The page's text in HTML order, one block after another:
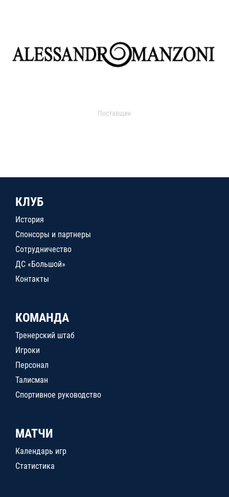
Поставщик
КЛУБ
История
Спонсоры и партнеры
Сотрудничество
ДС «Большой»
Контакты
КОМАНДА
Тренерский штаб
Игроки
Персонал
Талисман
Спортивное руководство
МАТЧИ
Календарь игр
Статистика